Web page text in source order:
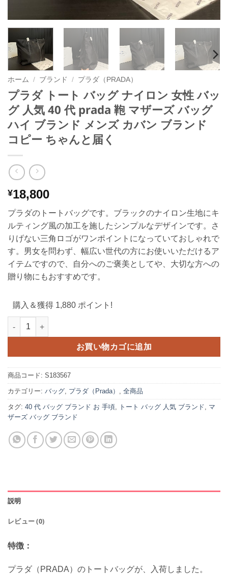
ホーム / ブランド / プラダ（PRADA）
プラダ トート バッグ ナイロン 女性 バッ
グ 人気 40 代 prada 鞄 マザーズ バッグ
ハイ ブランド メンズ カバン ブランド
コピー ちゃんと届く
¥18,800
プラダのトートバッグです。ブラックのナイロン生地にキ
ルティング風の加工を施したシンプルなデザインです。さ
りげない三角ロゴがワンポイントになっていておしゃれで
す。男女を問わず、幅広い世代の方にお使いいただけるア
イテムですので、自分へのご褒美としてや、大切な方への
贈り物にもおすすめです。
購入＆獲得 1,880 ポイント!
プラダ トート バッグ ナイロン 女性 バッグ 人気 40 代 prada 鞄
お買い物カゴに追加
商品コード: S183567
カテゴリー: バッグ, プラダ（Prada） , 全商品
タグ: 40 代 バッグ ブランド お 手頃, トート バッグ 人気 ブランド, マ
ザーズ バッグ ブランド
説明
レビュー (0)
特徴：
プラダ（PRADA）のトートバッグが、入荷しました。